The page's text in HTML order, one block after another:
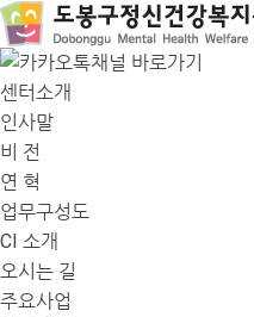
센터소개
인사말
비 전
연 혁
업무구성도
CI 소개
오시는 길
주요사업